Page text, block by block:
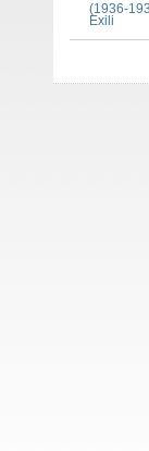
(1936-
Exili